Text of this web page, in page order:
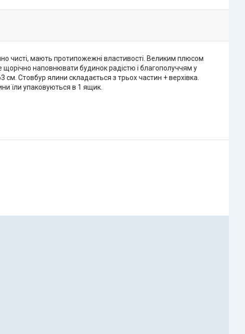
чисті, мають протипожежні властивості. Великим плюсом
щорічно наповнювати будинок радістю і благополуччям у
Стовбур ялини складається з трьох частин + верхівка.
їли упаковуються в 1 ящик.